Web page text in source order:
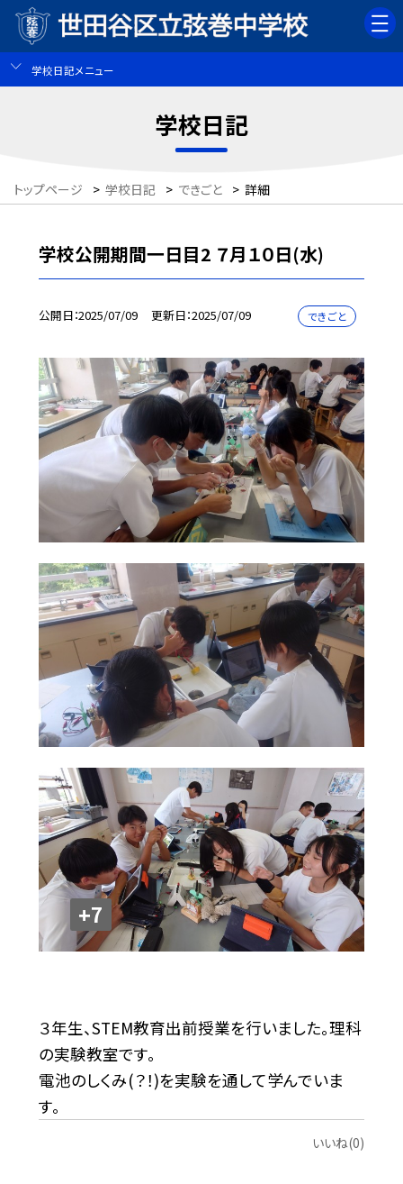
学校日記メニュー
学校日記
トップページ > 学校日記 > できごと > 詳細
学校公開期間一日目2 ７月１０日(水)
公開日 2025/07/09 更新日 2025/07/09 できごと
+7
３年生、STEM教育出前授業を行いました。理科
の実験教室です。
電池のしくみ(？！)を実験を通して学んでいま
す。
いいね(0)